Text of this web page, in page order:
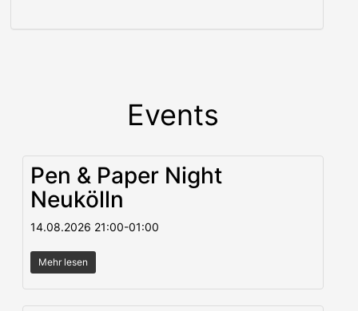
Events
Pen & Paper Night
Neukölln
14.08.2026 21:00-01:00
Mehr lesen